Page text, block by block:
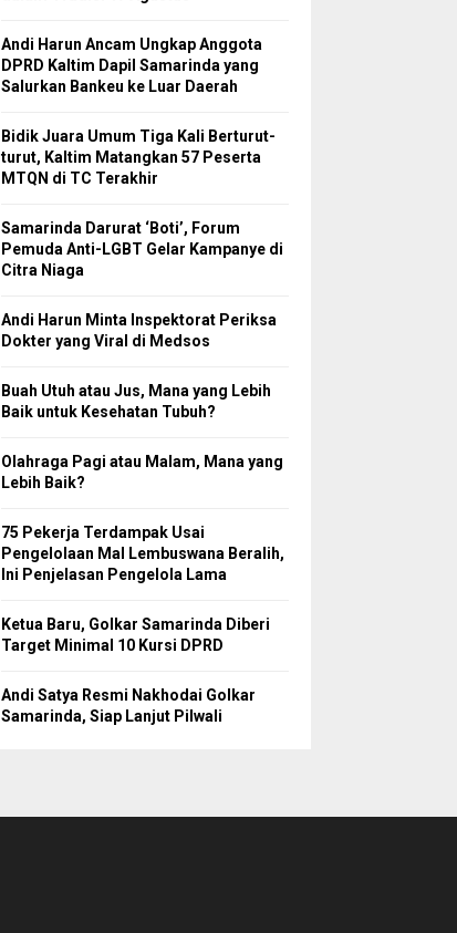
Andi Harun Ancam Ungkap Anggota
DPRD Kaltim Dapil Samarinda yang
Salurkan Bankeu ke Luar Daerah
Bidik Juara Umum Tiga Kali Berturut-
turut, Kaltim Matangkan 57 Peserta
MTQN di TC Terakhir
Samarinda Darurat ‘Boti’, Forum
Pemuda Anti-LGBT Gelar Kampanye di
Citra Niaga
Andi Harun Minta Inspektorat Periksa
Dokter yang Viral di Medsos
Buah Utuh atau Jus, Mana yang Lebih
Baik untuk Kesehatan Tubuh?
Olahraga Pagi atau Malam, Mana yang
Lebih Baik?
75 Pekerja Terdampak Usai
Pengelolaan Mal Lembuswana Beralih,
Ini Penjelasan Pengelola Lama
Ketua Baru, Golkar Samarinda Diberi
Target Minimal 10 Kursi DPRD
Andi Satya Resmi Nakhodai Golkar
Samarinda, Siap Lanjut Pilwali